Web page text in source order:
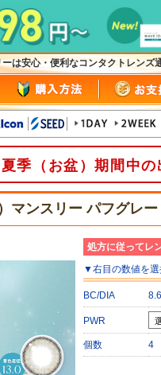
ーは安心・便利なコンタクトレンズ
夏季（お盆）期間中
マンスリー パフグレー
処方に従ってレ
▼右目の数値を
BC/DIA
PWR
個数 4